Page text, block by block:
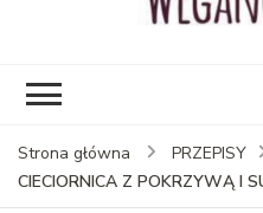
Strona główna PRZEPISY
CIECIORNICA Z POKRZYWĄ I